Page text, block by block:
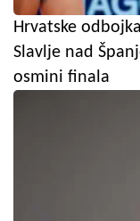
Hrvatske
Slavlje nad
osmini finala